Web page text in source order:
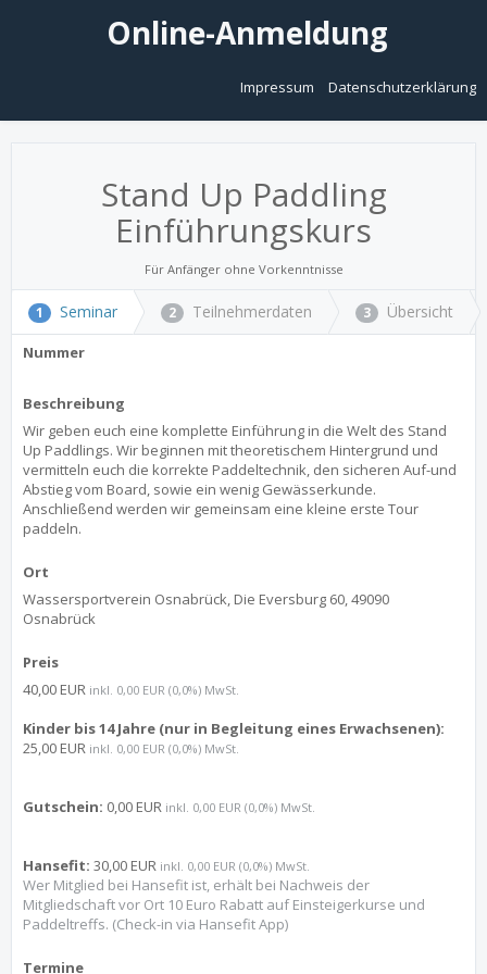
Online-Anmeldung
Impressum Datenschutzerklärung
Stand Up Paddling
Einführungskurs
Für Anfänger ohne Vorkenntnisse
1 Seminar 2 Teilnehmerdaten 3 Übersicht
Nummer
Beschreibung
Wir geben euch eine komplette Einführung in die Welt des Stand
Up Paddlings. Wir beginnen mit theoretischem Hintergrund und
vermitteln euch die korrekte Paddeltechnik, den sicheren Auf-und
Abstieg vom Board, sowie ein wenig Gewässerkunde.
Anschließend werden wir gemeinsam eine kleine erste Tour
paddeln.
Ort
Wassersportverein Osnabrück, Die Eversburg 60, 49090
Osnabrück
Preis
40,00 EUR inkl. 0,00 EUR (0,0%) MwSt.
Kinder bis 14 Jahre (nur in Begleitung eines Erwachsenen):
25,00 EUR inkl. 0,00 EUR (0,0%) MwSt.
Gutschein: 0,00 EUR inkl. 0,00 EUR (0,0%) MwSt.
Hansefit: 30,00 EUR inkl. 0,00 EUR (0,0%) MwSt.
Wer Mitglied bei Hansefit ist, erhält bei Nachweis der
Mitgliedschaft vor Ort 10 Euro Rabatt auf Einsteigerkurse und
Paddeltreffs. (Check-in via Hansefit App)
Termine